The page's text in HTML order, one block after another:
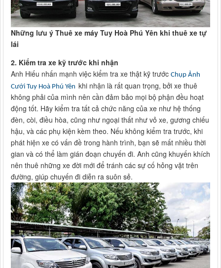
Những lưu ý Thuê xe máy Tuy Hoà Phú Yên khi thuê xe tự
lái
2. Kiểm tra xe kỹ trước khi nhận
Anh Hiếu nhấn mạnh việc kiểm tra xe thật kỹ trước Chụp Ảnh
Cưới Tuy Hoà Phú Yên khi nhận là rất quan trọng, bởi xe thuê
không phải của mình nên cần đảm bảo mọi bộ phận đều hoạt
động tốt. Hãy kiểm tra tất cả chức năng của xe như hệ thống
đèn, còi, điều hòa, cũng như ngoại thất như vỏ xe, gương chiếu
hậu, và các phụ kiện kèm theo. Nếu không kiểm tra trước, khi
phát hiện xe có vấn đề trong hành trình, bạn sẽ mất nhiều thời
gian và có thể làm gián đoạn chuyến đi. Anh cũng khuyến khích
nên thuê những xe đời mới để tránh các sự cố hỏng vặt trên
đường, giúp chuyến đi diễn ra suôn sẻ.